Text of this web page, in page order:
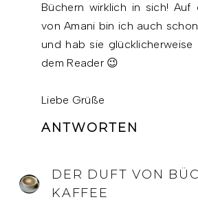
Büchern wirklich in sich! Auf
von Amani bin ich auch
und hab sie
dem Reader 😉
Liebe Grüße
ANTWORTEN
DER DUFT VON
KAFFEE